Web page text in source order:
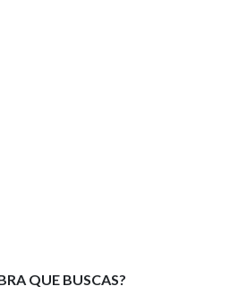
da política de
na imaxe:
QUE BUSCAS?